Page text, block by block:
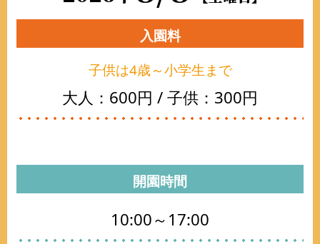
入園料
子供は4歳～小学生まで
大人：600円 / 子供：300円
開園時間
10:00～17:00